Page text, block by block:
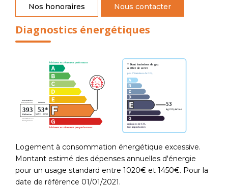
Nos honoraires Nous contacter
Diagnostics énergétiques
Logement à consommation énergétique excessive.
Montant estimé des dépenses annuelles d'énergie
pour un usage standard entre 1020€ et 1450€. Pour la
date de référence 01/01/2021.